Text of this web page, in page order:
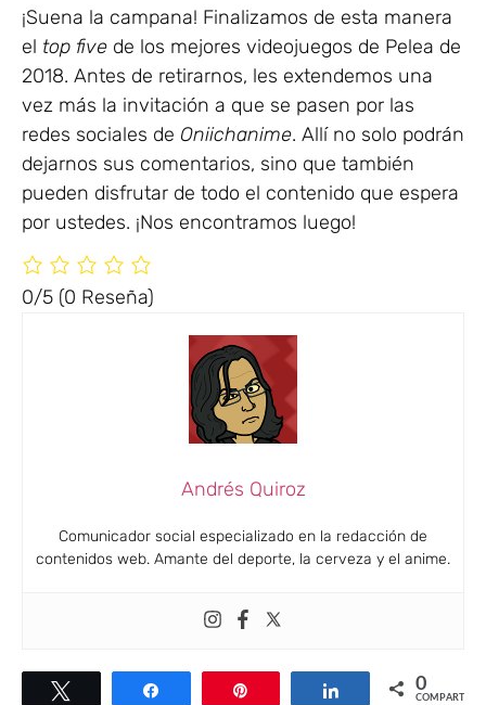
¡Suena la campana! Finalizamos de esta manera
el top five de los mejores videojuegos de Pelea de
2018. Antes de retirarnos, les extendemos una
vez más la invitación a que se pasen por las
redes sociales de Oniichanime. Allí no solo podrán
dejarnos sus comentarios, sino que también
pueden disfrutar de todo el contenido que espera
por ustedes. ¡Nos encontramos luego!
0/5 (0 Reseña)
Andrés Quiroz
Comunicador social especializado en la redacción de
contenidos web. Amante del deporte, la cerveza y el anime.
Compartir Compartir0
COMPARTIR